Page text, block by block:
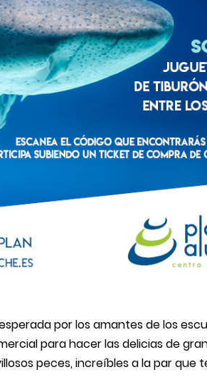
por los amantes de los
para hacer las delicias de
peces, increíbles a la par que